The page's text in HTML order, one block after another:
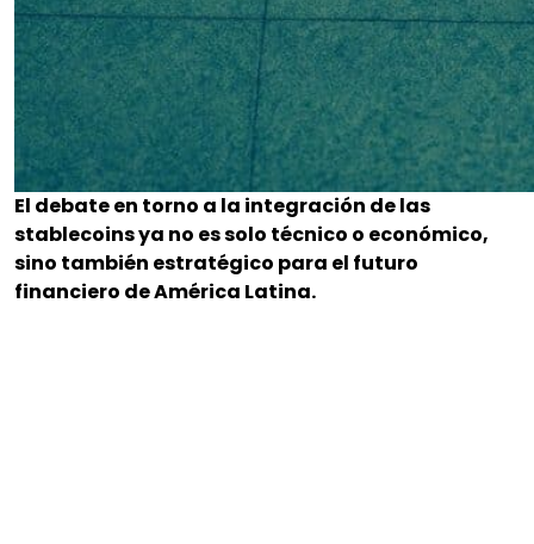
El debate en torno a la integración de las
stablecoins ya no es solo técnico o económico,
sino también estratégico para el futuro
financiero de América Latina.